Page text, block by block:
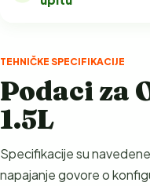
TEHNIČKE SPECIFIKACIJE
Podaci za
1.5L
Specifikacije su
napajanje govore o